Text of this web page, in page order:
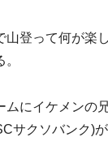
山登って何が楽
ムにイケメンの
サクソバンク)